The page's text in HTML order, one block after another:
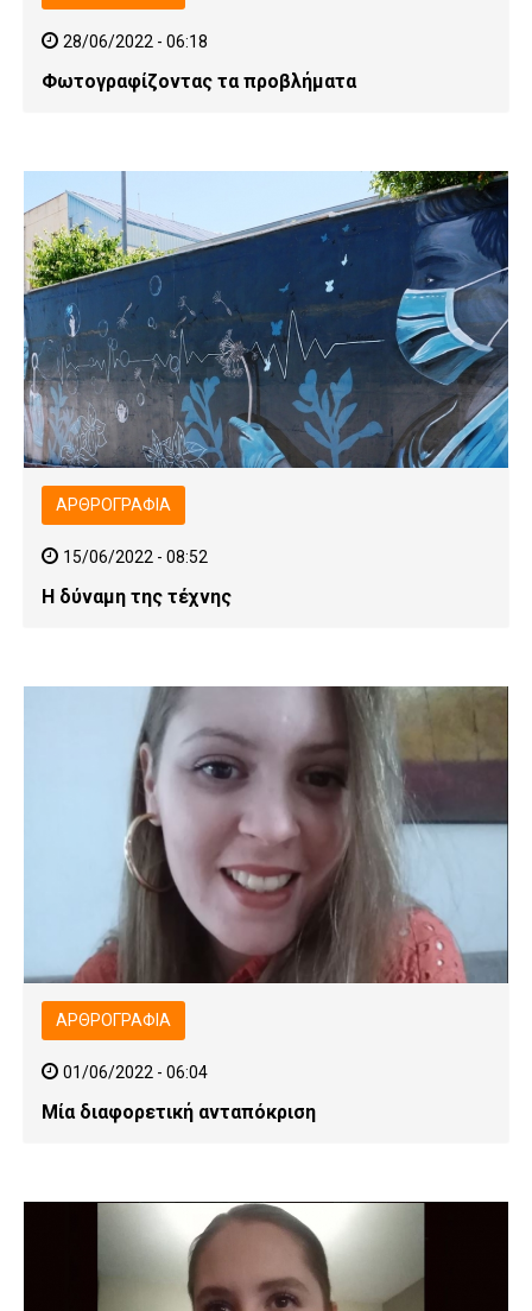
28/06/2022 - 06:18
Φωτογραφίζοντας τα προβλήματα
ΑΡΘΡΟΓΡΑΦΊΑ
15/06/2022 - 08:52
Η δύναμη της τέχνης
ΑΡΘΡΟΓΡΑΦΊΑ
01/06/2022 - 06:04
Μία διαφορετική ανταπόκριση